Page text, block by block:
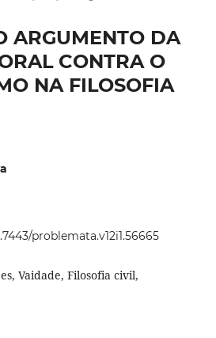
ARGUMENTO DA
CONTRA O
NA FILOSOFIA
problemata.v12i1.56665
Vaidade, Filosofia civil,